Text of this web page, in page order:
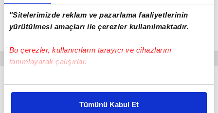
"Sitelerimizde reklam ve pazarlama faaliyetlerinin
yürütülmesi amaçları ile çerezler kullanılmaktadır.
Bu çerezler, kullanıcıların tarayıcı ve cihazlarını
tanımlayarak çalışırlar.
Bu çerezlere izin vermeniz halinde sizlere özel
daha iyi reklam deneyimi yaşatabiliriz. Bunu yaparken
Tümünü Kabul Et
12 ay vade – %0 faiz
Aylık taksit: 58.334 TL